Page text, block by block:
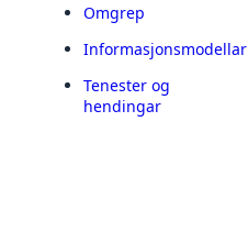
Omgrep
Informasjonsmodellar
Tenester og
hendingar